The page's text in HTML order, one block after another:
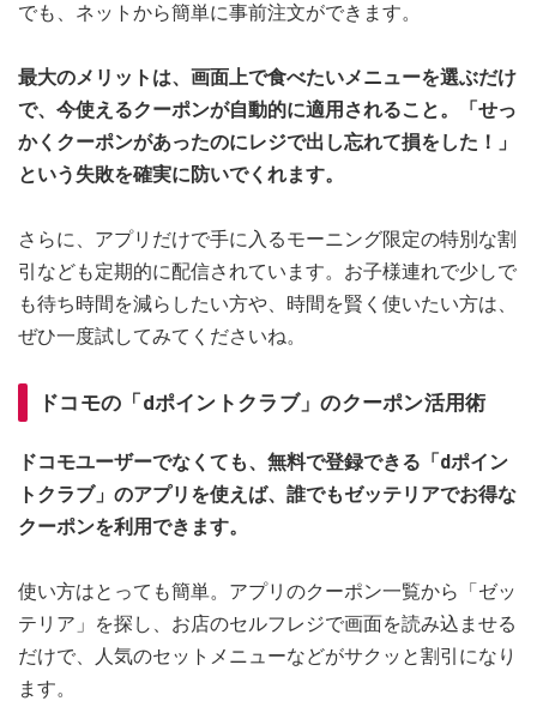
でも、ネットから簡単に事前注文ができます。
最大のメリットは、画面上で食べたいメニューを選ぶだけ
で、今使えるクーポンが自動的に適用されること。「せっ
かくクーポンがあったのにレジで出し忘れて損をした！」
という失敗を確実に防いでくれます。
さらに、アプリだけで手に入るモーニング限定の特別な割
引なども定期的に配信されています。お子様連れで少しで
も待ち時間を減らしたい方や、時間を賢く使いたい方は、
ぜひ一度試してみてくださいね。
ドコモの「dポイントクラブ」のクーポン活用術
ドコモユーザーでなくても、無料で登録できる「dポイン
トクラブ」のアプリを使えば、誰でもゼッテリアでお得な
クーポンを利用できます。
使い方はとっても簡単。アプリのクーポン一覧から「ゼッ
テリア」を探し、お店のセルフレジで画面を読み込ませる
だけで、人気のセットメニューなどがサクッと割引になり
ます。